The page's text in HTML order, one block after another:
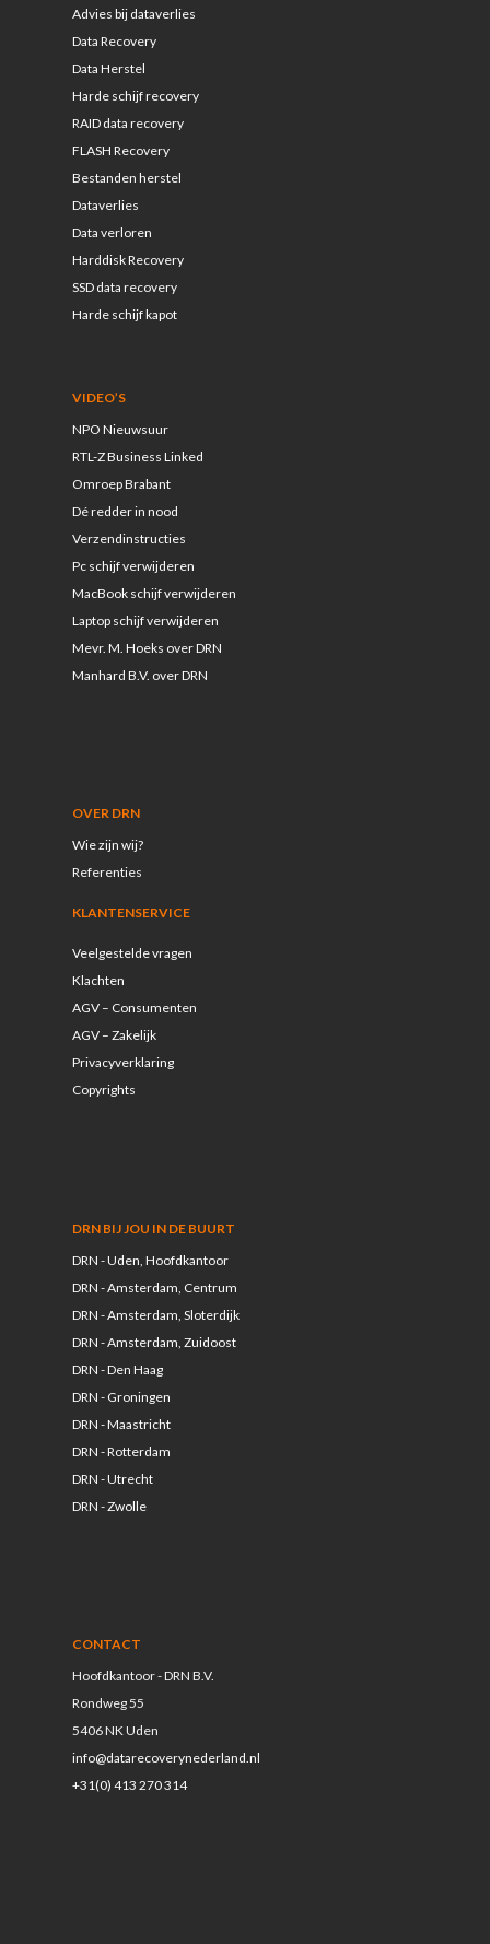
Advies bij dataverlies
Data Recovery
Data Herstel
Harde schijf recovery
RAID data recovery
FLASH Recovery
Bestanden herstel
Dataverlies
Data verloren
Harddisk Recovery
SSD data recovery
Harde schijf kapot
VIDEO’S
NPO Nieuwsuur
RTL-Z Business Linked
Omroep Brabant
Dé redder in nood
Verzendinstructies
Pc schijf verwijderen
MacBook schijf verwijderen
Laptop schijf verwijderen
Mevr. M. Hoeks over DRN
Manhard B.V. over DRN
OVER DRN
Wie zijn wij?
Referenties
KLANTENSERVICE
Veelgestelde vragen
Klachten
AGV – Consumenten
AGV – Zakelijk
Privacyverklaring
Copyrights
DRN BIJ JOU IN DE BUURT
DRN - Uden, Hoofdkantoor
DRN - Amsterdam, Centrum
DRN - Amsterdam, Sloterdijk
DRN - Amsterdam, Zuidoost
DRN - Den Haag
DRN - Groningen
DRN - Maastricht
DRN - Rotterdam
DRN - Utrecht
DRN - Zwolle
CONTACT
Hoofdkantoor - DRN B.V.
Rondweg 55
5406 NK Uden
info@datarecoverynederland.nl
+31(0) 413 270 314